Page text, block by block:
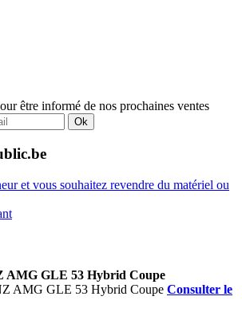
être informé de nos prochaines ventes
Ok
AMG GLE 53 Hybrid Coupe
Consulter le